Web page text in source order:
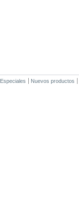
Especiales Nuevos productos